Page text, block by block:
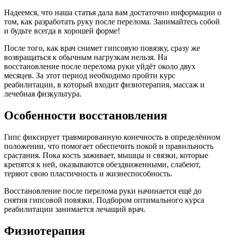
Надеемся, что наша статья дала вам достаточно информации о
том, как разработать руку после перелома. Занимайтесь собой
и будьте всегда в хорошей форме!
После того, как врач снимет гипсовую повязку, сразу же
возвращаться к обычным нагрузкам нельзя. На
восстановление после перелома руки уйдёт около двух
месяцев. За этот период необходимо пройти курс
реабилитации, в который входит физиотерапия, массаж и
лечебная физкультура.
Особенности восстановления
Гипс фиксирует травмированную конечность в определённом
положении, что помогает обеспечить покой и правильность
срастания. Пока кость заживает, мышцы и связки, которые
крепятся к ней, оказываются обездвиженными, слабеют,
теряют свою пластичность и жизнеспособность.
Восстановление после перелома руки начинается ещё до
снятия гипсовой повязки. Подбором оптимального курса
реабилитации занимается лечащий врач.
Физиотерапия